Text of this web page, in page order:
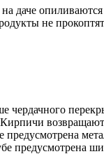
даче
не
предусмотрена